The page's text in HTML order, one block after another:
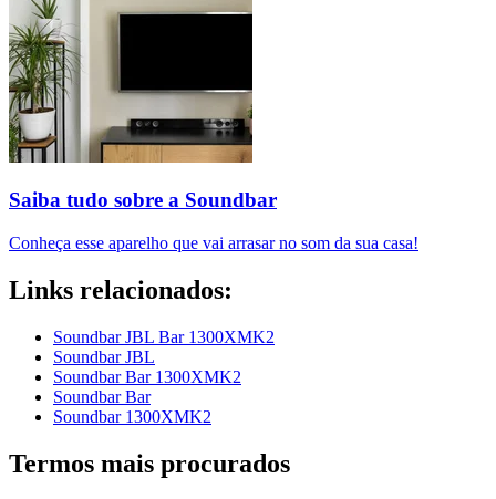
Saiba tudo sobre a Soundbar
Conheça esse aparelho que vai arrasar no som da sua casa!
Links relacionados:
Soundbar JBL Bar 1300XMK2
Soundbar JBL
Soundbar Bar 1300XMK2
Soundbar Bar
Soundbar 1300XMK2
Termos mais procurados